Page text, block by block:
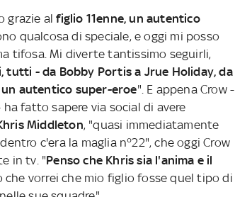
grazie al figlio 11enne, un autentico
qualcosa di speciale, e oggi mi posso
tifosa. Mi diverte tantissimo seguirli,
- da Bobby Portis a Jrue Holiday, da
un autentico super-eroe". E appena Crow -
fatto sapere via social di avere
Middleton, "quasi immediatamente
c'era la maglia n°22", che oggi Crow
in tv. "Penso che Khris sia l'anima e il
che vorrei che mio figlio fosse quel tipo di